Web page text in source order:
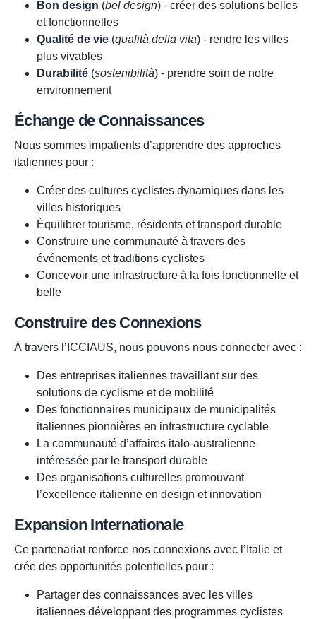
Bon design (bel design) - créer des solutions belles
et fonctionnelles
Qualité de vie (qualità della vita) - rendre les villes
plus vivables
Durabilité (sostenibilità) - prendre soin de notre
environnement
Échange de Connaissances
Nous sommes impatients d’apprendre des approches
italiennes pour :
Créer des cultures cyclistes dynamiques dans les
villes historiques
Équilibrer tourisme, résidents et transport durable
Construire une communauté à travers des
événements et traditions cyclistes
Concevoir une infrastructure à la fois fonctionnelle et
belle
Construire des Connexions
À travers l’ICCIAUS, nous pouvons nous connecter avec :
Des entreprises italiennes travaillant sur des
solutions de cyclisme et de mobilité
Des fonctionnaires municipaux de municipalités
italiennes pionnières en infrastructure cyclable
La communauté d’affaires italo-australienne
intéressée par le transport durable
Des organisations culturelles promouvant
l’excellence italienne en design et innovation
Expansion Internationale
Ce partenariat renforce nos connexions avec l’Italie et
crée des opportunités potentielles pour :
Partager des connaissances avec les villes
italiennes développant des programmes cyclistes